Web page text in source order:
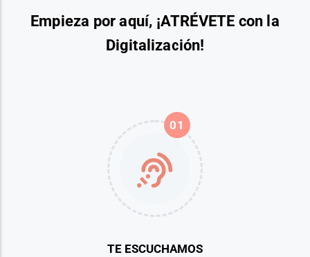
Empieza por aquí, ¡ATRÉVETE con la
Digitalización!
01
TE ESCUCHAMOS